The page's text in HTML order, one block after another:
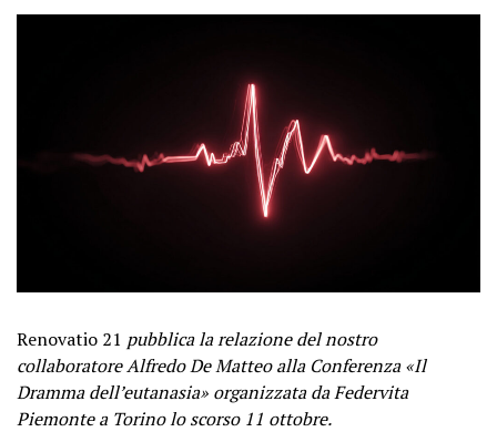
Renovatio 21 pubblica la relazione del nostro
collaboratore Alfredo De Matteo alla Conferenza «Il
Dramma dell’eutanasia» organizzata da Federvita
Piemonte a Torino lo scorso 11 ottobre.